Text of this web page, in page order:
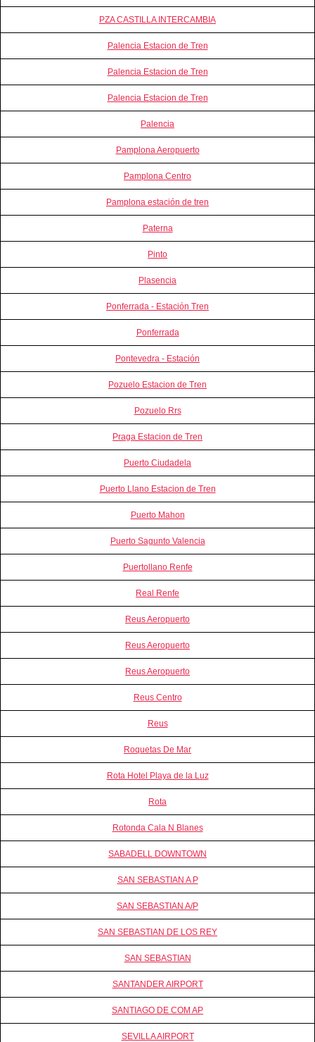
PZA CASTILLA INTERCAMBIA
Palencia Estacion de Tren
Palencia Estacion de Tren
Palencia Estacion de Tren
Palencia
Pamplona Aeropuerto
Pamplona Centro
Pamplona estación de tren
Paterna
Pinto
Plasencia
Ponferrada - Estación Tren
Ponferrada
Pontevedra - Estación
Pozuelo Estacion de Tren
Pozuelo Rrs
Praga Estacion de Tren
Puerto Ciudadela
Puerto Llano Estacion de Tren
Puerto Mahon
Puerto Sagunto Valencia
Puertollano Renfe
Real Renfe
Reus Aeropuerto
Reus Aeropuerto
Reus Aeropuerto
Reus Centro
Reus
Roquetas De Mar
Rota Hotel Playa de la Luz
Rota
Rotonda Cala N Blanes
SABADELL DOWNTOWN
SAN SEBASTIAN A P
SAN SEBASTIAN A/P
SAN SEBASTIAN DE LOS REY
SAN SEBASTIAN
SANTANDER AIRPORT
SANTIAGO DE COM AP
SEVILLA AIRPORT